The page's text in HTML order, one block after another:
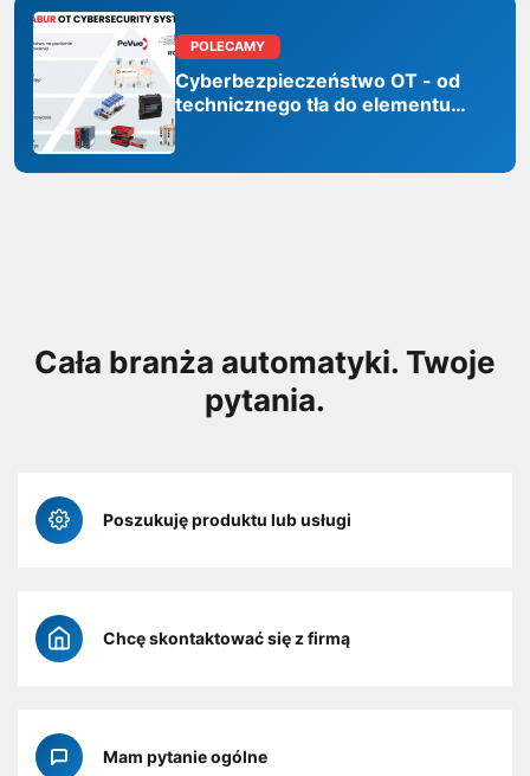
POLECAMY
Cyberbezpieczeństwo OT - od
technicznego tła do elementu
Cała branża automatyki. Twoje
pytania.
Poszukuję produktu lub usługi
Chcę skontaktować się z firmą
Mam pytanie ogólne